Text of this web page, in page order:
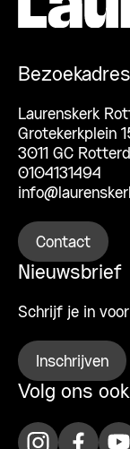
Bezoekadres
Laurenskerk
Grotekerkplein
3011 GC
0104131494
Contact
Nieuwsbrief
Schrijf je in
Inschrijven
Volg ons